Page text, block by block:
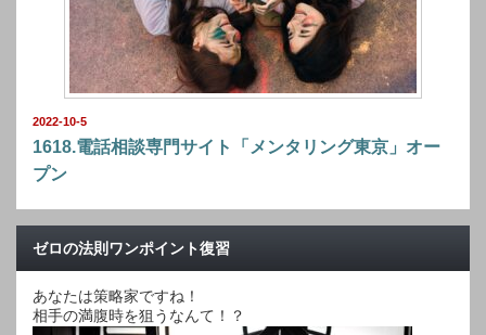
2022-10-5
1618.電話相談専門サイト「メンタリング東京」オー
プン
ゼロの法則ワンポイント復習
あなたは策略家ですね！
相手の満腹時を狙うなんて！？